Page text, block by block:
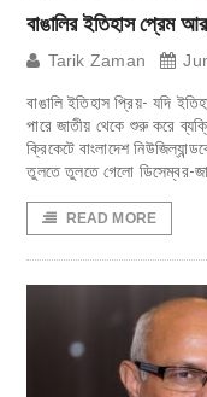
বাঙালির ইতিহাস প্রেম
Tarik Zaman
বাঙালি ইতিহাস প্রিয়- যদি
পারে জাতীয় থেকে শুরু করে
ক্রিকেটে বাংলাদেশ
তুলতে তুলতে গেলো ডিসেম্বর-
READ MORE